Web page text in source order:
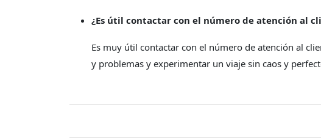
¿Es útil contactar con el número de atención al
Es muy útil contactar con el número de atención al
y problemas y experimentar un viaje sin caos y